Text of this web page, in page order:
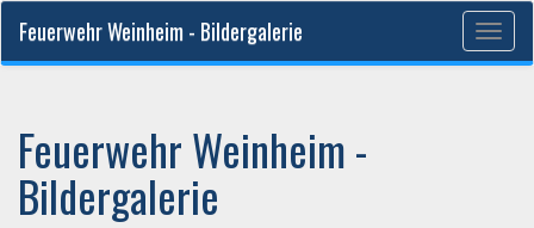
Feuerwehr Weinheim - Bildergalerie
Feuerwehr Weinheim -
Bildergalerie